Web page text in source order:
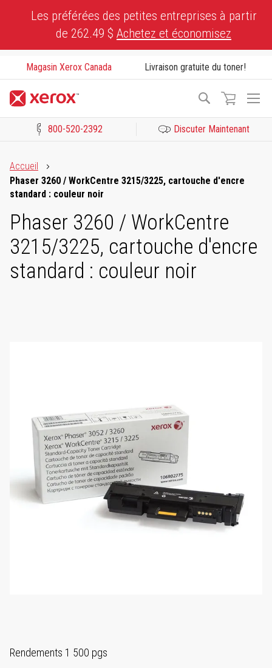
Les préférées des petites entreprises à partir
de 262.49 $ Achetez et économisez
Magasin Xerox Canada Livraison gratuite du toner!
Recherche
800-520-2392 Discuter Maintenant
Accueil
Phaser 3260 / WorkCentre 3215/3225, cartouche d'encre
standard : couleur noir
Phaser 3260 / WorkCentre
3215/3225, cartouche d'encre
standard : couleur noir
Rendements 1 500 pgs